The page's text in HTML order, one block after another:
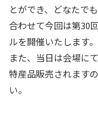
とができ、どなたで
合わせて今回は第30
ルを開催いたします
また、当日は会場に
特産品販売されます
い。